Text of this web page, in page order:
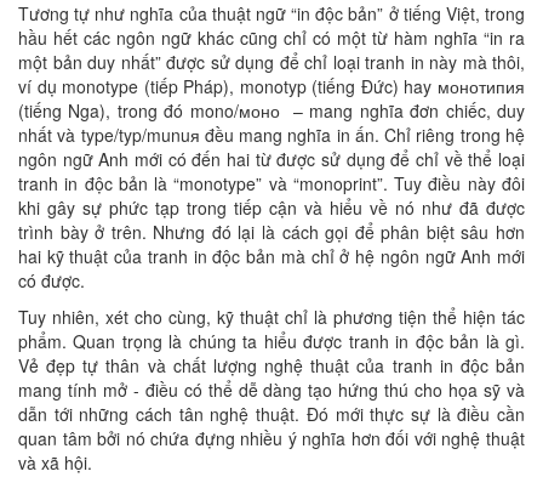
Tương tự như nghĩa của thuật ngữ “in độc bản” ở tiếng Việt, trong
hầu hết các ngôn ngữ khác cũng chỉ có một từ hàm nghĩa “in ra
một bản duy nhất” được sử dụng để chỉ loại tranh in này mà thôi,
ví dụ monotype (tiếp Pháp), monotyp (tiếng Đức) hay монотипия
(tiếng Nga), trong đó mono/моно – mang nghĩa đơn chiếc, duy
nhất và type/typ/munuя đều mang nghĩa in ấn. Chỉ riêng trong hệ
ngôn ngữ Anh mới có đến hai từ được sử dụng để chỉ về thể loại
tranh in độc bản là “monotype” và “monoprint”. Tuy điều này đôi
khi gây sự phức tạp trong tiếp cận và hiểu về nó như đã được
trình bày ở trên. Nhưng đó lại là cách gọi để phân biệt sâu hơn
hai kỹ thuật của tranh in độc bản mà chỉ ở hệ ngôn ngữ Anh mới
có được.
Tuy nhiên, xét cho cùng, kỹ thuật chỉ là phương tiện thể hiện tác
phẩm. Quan trọng là chúng ta hiểu được tranh in độc bản là gì.
Vẻ đẹp tự thân và chất lượng nghệ thuật của tranh in độc bản
mang tính mở - điều có thể dễ dàng tạo hứng thú cho họa sỹ và
dẫn tới những cách tân nghệ thuật. Đó mới thực sự là điều cần
quan tâm bởi nó chứa đựng nhiều ý nghĩa hơn đối với nghệ thuật
và xã hội.